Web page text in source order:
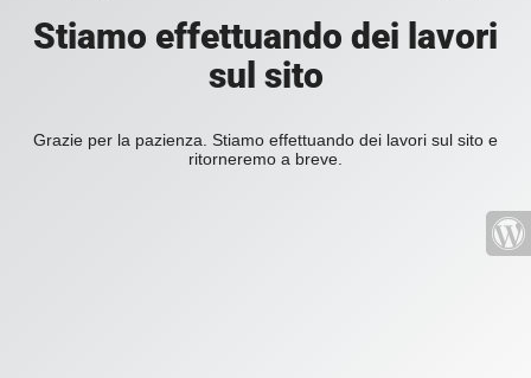
Stiamo effettuando dei lavori
sul sito
Grazie per la pazienza. Stiamo effettuando dei lavori sul sito e
ritorneremo a breve.